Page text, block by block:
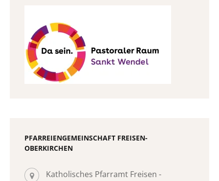
PFARREIENGEMEINSCHAFT FREISEN-
OBERKIRCHEN
Katholisches Pfarramt Freisen -